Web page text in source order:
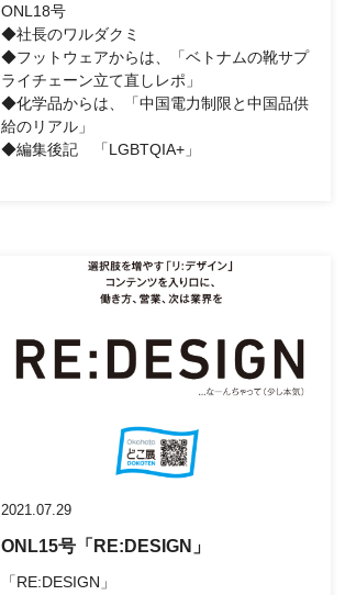
ONL18号
◆社長のワルダクミ
◆フットウェアからは、「ベトナムの靴サプ
ライチェーン立て直しレポ」
◆化学品からは、「中国電力制限と中国品供
給のリアル」
◆編集後記 「LGBTQIA+」
2021.07.29
ONL15号「RE:DESIGN」
「RE:DESIGN」